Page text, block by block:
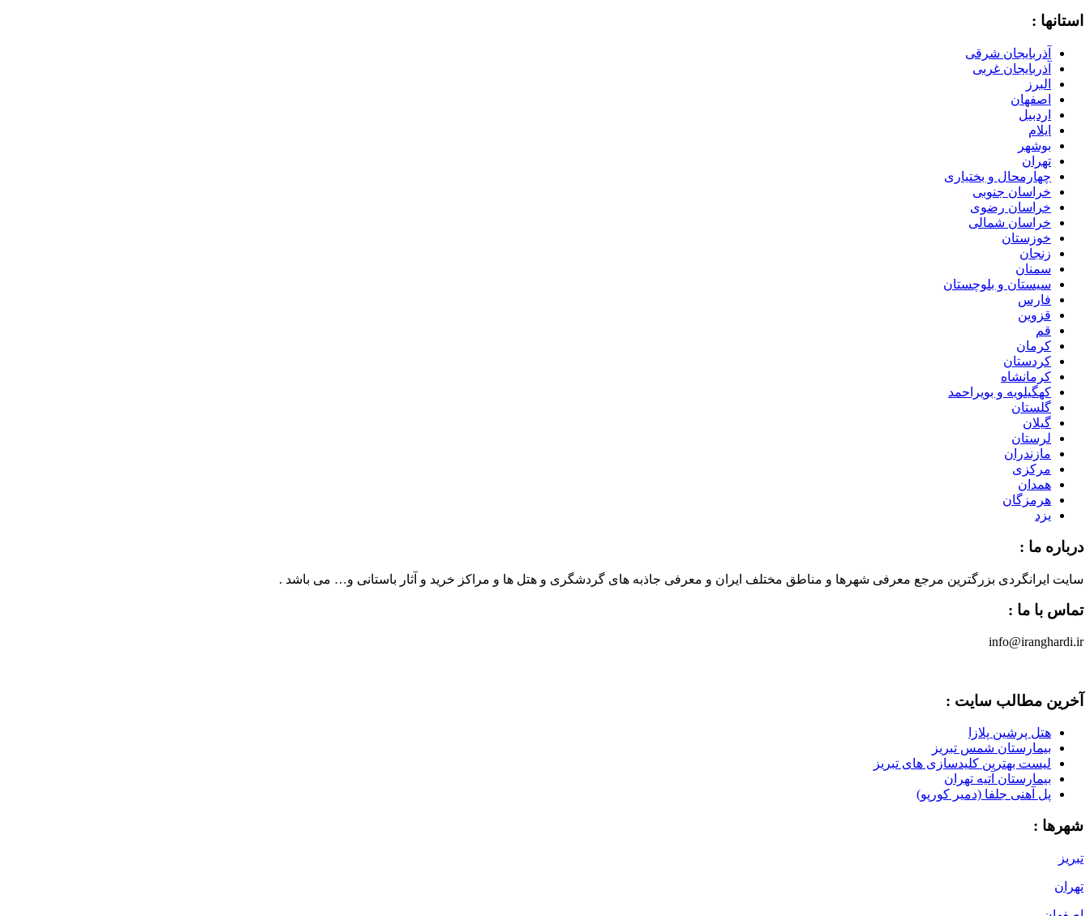
استانها :
آذربایجان شرقی
آذربایجان غربی
البرز
اصفهان
اردبیل
ایلام
بوشهر
تهران
چهارمحال و بختیاری
خراسان جنوبی
خراسان رضوی
خراسان شمالی
خوزستان
زنجان
سمنان
سیستان و بلوچستان
فارس
قزوین
قم
کرمان
کردستان
کرمانشاه
کهگیلویه و بویراحمد
گلستان
گیلان
لرستان
مازندران
مرکزی
همدان
هرمزگان
یزد
درباره ما :
سایت ایرانگردی بزرگترین مرجع معرفی شهرها و مناطق مختلف ایران و معرفی جاذبه های گردشگری و هتل ها و مراکز خرید و آثار باستانی و… می باشد .
تماس با ما :
info@iranghardi.ir
آخرین مطالب سایت :
هتل پرشین پلازا
بیمارستان شمس تبریز
لیست بهترین کلیدسازی های تبریز
بیمارستان آتیه تهران
پل آهنی جلفا (دمیر کورپو)
شهرها :
تبریز
تهران